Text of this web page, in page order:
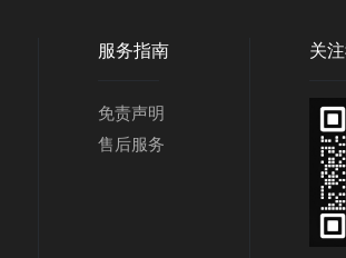
服务指南
免责声明
售后服务
关